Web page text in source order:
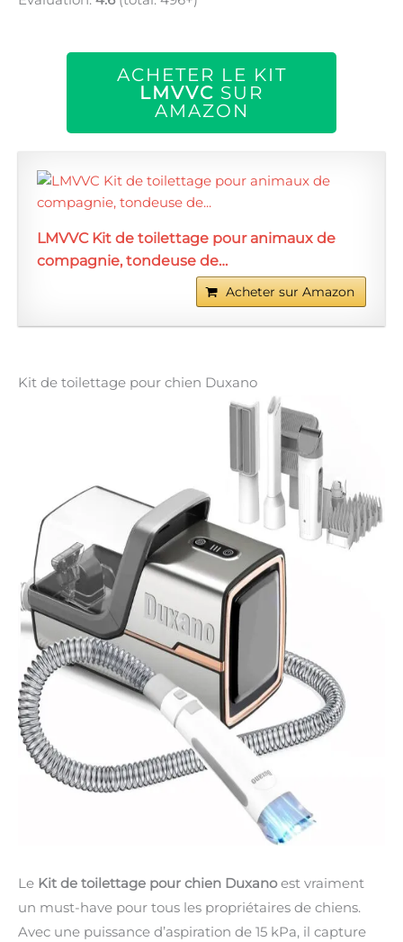
ACHETER LE KIT
LMVVC SUR
AMAZON
LMVVC Kit de toilettage pour animaux de
compagnie, tondeuse de…
Acheter sur Amazon
Kit de toilettage pour chien Duxano
Le Kit de toilettage pour chien Duxanoest vraiment
un must-have pour tous les propriétaires de chiens.
Avec une puissance d’aspiration de 15 kPa, il capture